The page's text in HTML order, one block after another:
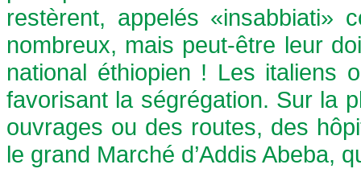
restèrent, appelés «insabbiati»
nombreux, mais peut-être leur
national éthiopien ! Les italiens
favorisant la ségrégation. Sur la
ouvrages ou des routes, des
le grand Marché d’Addis Abeba,